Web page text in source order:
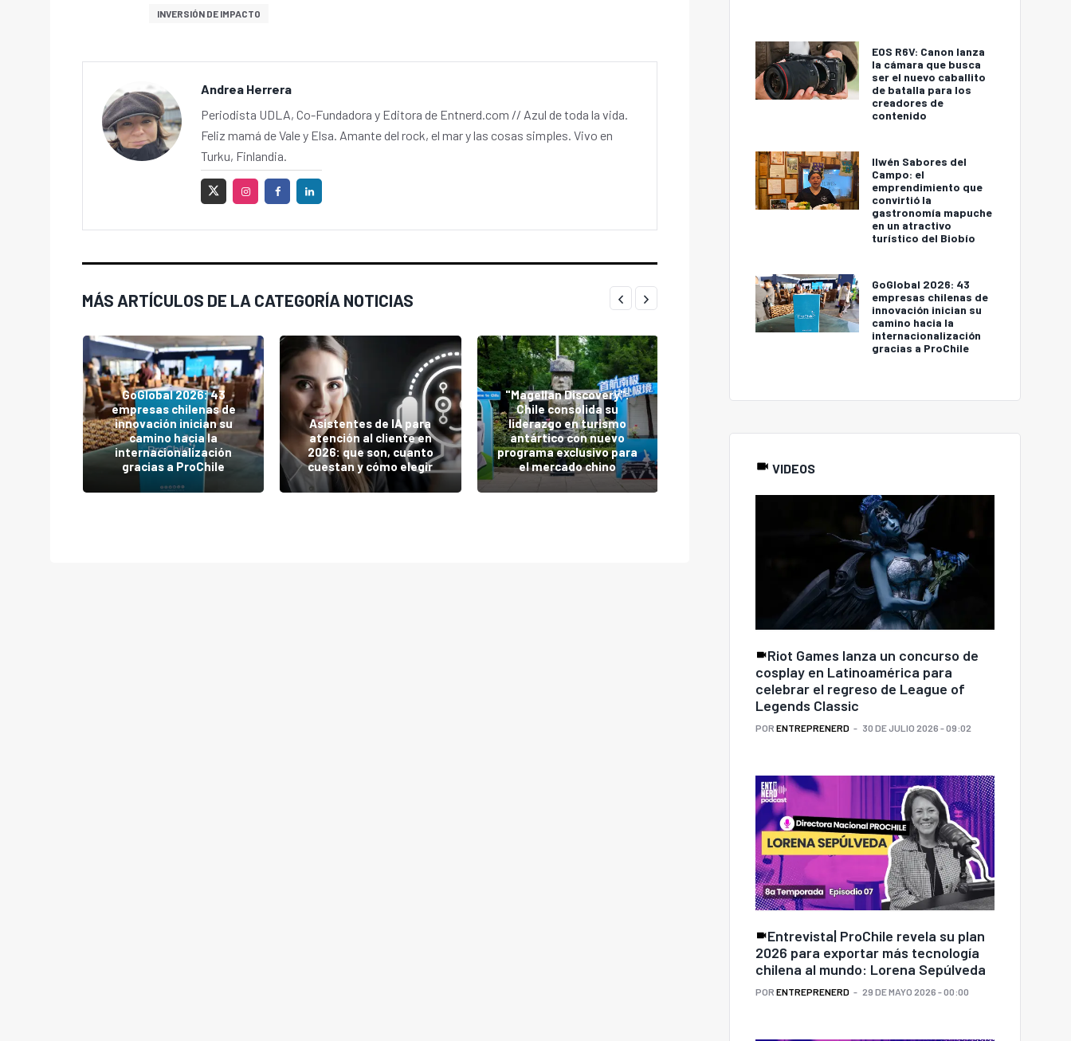
INVERSIÓN DE IMPACTO
Andrea Herrera
Periodista UDLA, Co-Fundadora y Editora de Entnerd.com // Azul de toda la vida.
Feliz mamá de Vale y Elsa. Amante del rock, el mar y las cosas simples. Vivo en
Turku, Finlandia.
MÁS ARTÍCULOS DE LA CATEGORÍA NOTICIAS
GoGlobal 2026: 43
empresas chilenas de
innovación inician su
camino hacia la
internacionalización
gracias a ProChile
Asistentes de IA para
atención al cliente en
2026: que son, cuanto
cuestan y cómo elegir
"Magellan Discovery":
Chile consolida su
liderazgo en turismo
antártico con nuevo
programa exclusivo para
el mercado chino
transacciones
habitante al año
peor baja del año y pago
EOS R6V: Canon lanza
la cámara que busca
ser el nuevo caballito
de batalla para los
creadores de
contenido
Ilwén Sabores del
Campo: el
emprendimiento que
convirtió la
gastronomía mapuche
en un atractivo
turístico del Biobío
GoGlobal 2026: 43
empresas chilenas de
innovación inician su
camino hacia la
internacionalización
gracias a ProChile
VIDEOS
Riot Games lanza un concurso de
cosplay en Latinoamérica para
celebrar el regreso de League of
Legends Classic
POR ENTREPRENERD 30 DE JULIO 2026 - 09:02
Entrevista| ProChile revela su plan
2026 para exportar más tecnología
chilena al mundo: Lorena Sepúlveda
POR ENTREPRENERD 29 DE MAYO 2026 - 00:00